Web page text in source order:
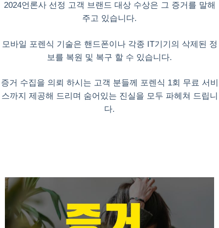
2024언론사 선정 고객 브랜드 대상 수상은 그 증거를 말해
주고 있습니다.
모바일 포렌식 기술은 핸드폰이나 각종 IT기기의 삭제된 정
보를 복원 및 복구 할 수 있습니다.
증거 수집을 의뢰 하시는 고객 분들께 포렌식 1회 무료 서비
스까지 제공해 드리며 숨어있는 진실을 모두 파헤쳐 드립니
다.